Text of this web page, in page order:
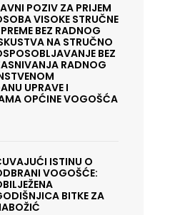
POZIV ZA PRIJEM
VISOKE STRUČNE
BEZ RADNOG
NA STRUČNO
BEZ
RADNOG
UPRAVE I
OPĆINE VOGOŠĆA
ISTINU O
VOGOŠĆE:
BITKE ZA